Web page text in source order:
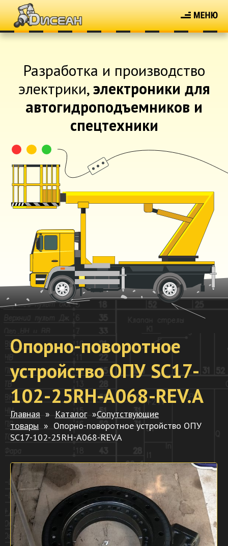
Разработка и производство
электрики,электроники для
автогидроподъемников и
спецтехники
Опорно-поворотное
устройство ОПУ SC17-
102-25RH-A068-REV.A
Главная » Каталог »Сопутствующие
товары » Опорно-поворотное устройство ОПУ
SC17-102-25RH-A068-REV.A